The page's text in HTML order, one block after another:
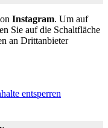
Instagram. Um auf
Sie auf die Schaltfläche
an Drittanbieter
entsperren